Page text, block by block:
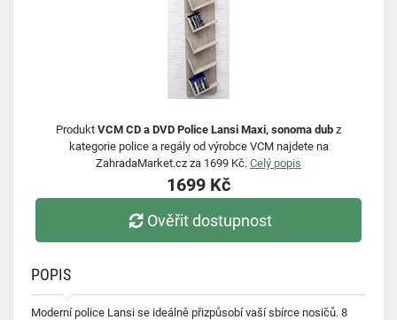
Produkt VCM CD a DVD Police Lansi Maxi, sonoma dub z
kategorie police a regály od výrobce VCM najdete na
ZahradaMarket.cz za 1699 Kč. Celý popis
1699 Kč
Ověřit dostupnost
POPIS
Moderní police Lansi se ideálně přizpůsobí vaší sbírce nosičů. 8